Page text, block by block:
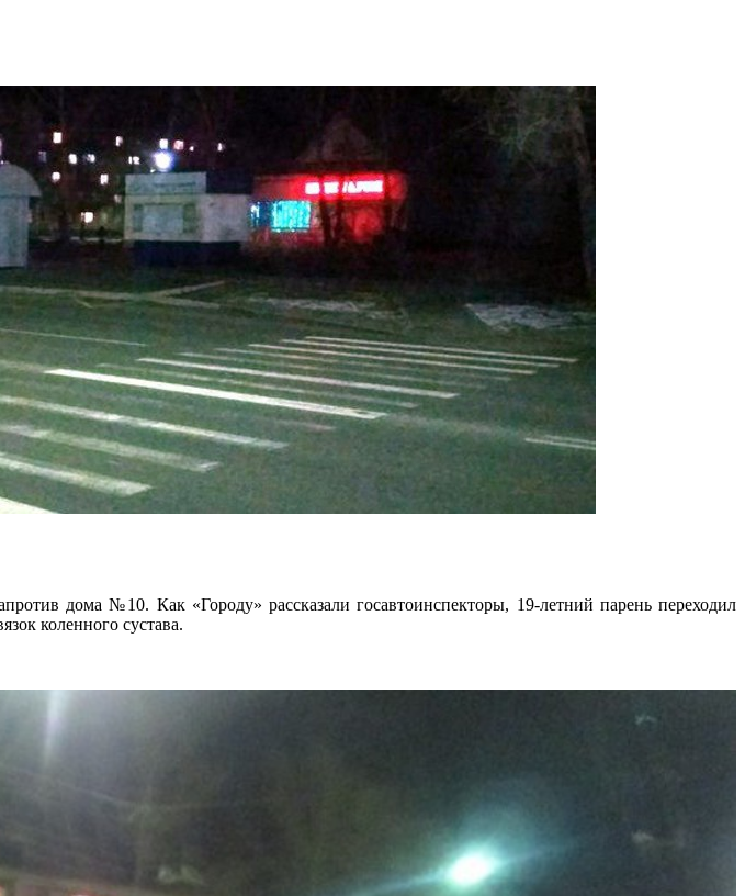
дома №10. Как «Городу» рассказали госавтоинспекторы, 19-летний парень переходил
коленного сустава.